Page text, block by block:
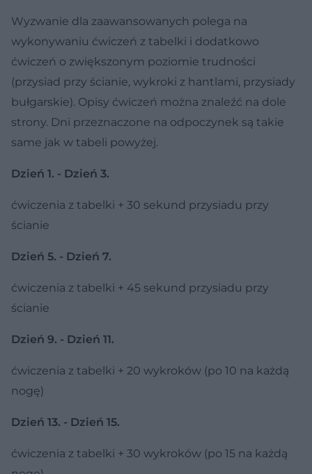
Wyzwanie dla zaawansowanych polega na
wykonywaniu ćwiczeń z tabelki i dodatkowo
ćwiczeń o zwiększonym poziomie trudności
(przysiad przy ścianie, wykroki z hantlami, przysiady
bułgarskie). Opisy ćwiczeń można znaleźć na dole
strony. Dni przeznaczone na odpoczynek są takie
same jak w tabeli powyżej.
Dzień 1. - Dzień 3.
ćwiczenia z tabelki + 30 sekund przysiadu przy
ścianie
Dzień 5. - Dzień 7.
ćwiczenia z tabelki + 45 sekund przysiadu przy
ścianie
Dzień 9. - Dzień 11.
ćwiczenia z tabelki + 20 wykroków (po 10 na każdą
nogę)
Dzień 13. - Dzień 15.
ćwiczenia z tabelki + 30 wykroków (po 15 na każdą